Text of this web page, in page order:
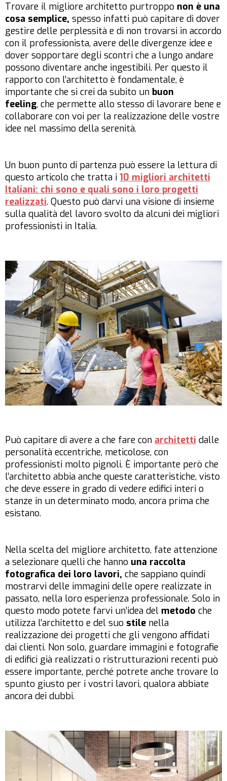
Trovare il migliore architetto purtroppo non è una
cosa semplice, spesso infatti può capitare di dover
gestire delle perplessità e di non trovarsi in accordo
con il professionista, avere delle divergenze idee e
dover sopportare degli scontri che a lungo andare
possono diventare anche ingestibili. Per questo il
rapporto con l’architetto è fondamentale, è
importante che si crei da subito un buon
feeling, che permette allo stesso di lavorare bene e
collaborare con voi per la realizzazione delle vostre
idee nel massimo della serenità.
Un buon punto di partenza può essere la lettura di
questo articolo che tratta i 10 migliori architetti
Italiani: chi sono e quali sono i loro progetti
realizzati. Questo può darvi una visione di insieme
sulla qualità del lavoro svolto da alcuni dei migliori
professionisti in Italia.
Può capitare di avere a che fare con architetti dalle
personalità eccentriche, meticolose, con
professionisti molto pignoli. È importante però che
l’architetto abbia anche queste caratteristiche, visto
che deve essere in grado di vedere edifici interi o
stanze in un determinato modo, ancora prima che
esistano.
Nella scelta del migliore architetto, fate attenzione
a selezionare quelli che hanno una raccolta
fotografica dei loro lavori, che sappiano quindi
mostrarvi delle immagini delle opere realizzate in
passato, nella loro esperienza professionale. Solo in
questo modo potete farvi un’idea del metodo che
utilizza l’architetto e del suo stile nella
realizzazione dei progetti che gli vengono affidati
dai clienti. Non solo, guardare immagini e fotografie
di edifici già realizzati o ristrutturazioni recenti può
essere importante, perché potrete anche trovare lo
spunto giusto per i vostri lavori, qualora abbiate
ancora dei dubbi.